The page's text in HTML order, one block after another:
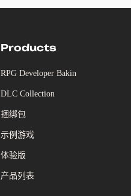
Products
RPG Developer Bakin
DLC Collection
捆绑包
示例游戏
体验版
产品列表